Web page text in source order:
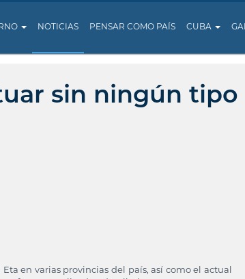
NOTICIAS PENSAR COMO PAÍS CUBA
sin ningún tipo
en varias provincias del país, así como el actual